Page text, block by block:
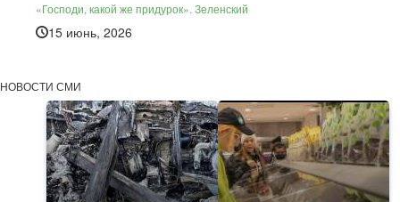
«Господи, какой же придурок». Зеленский
15 июнь, 2026
НОВОСТИ СМИ